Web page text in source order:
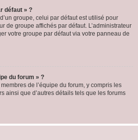
défaut » ?
groupe, celui par défaut est utilisé pour
de groupe affichés par défaut. L’administrateur
votre groupe par défaut via votre panneau de
du forum » ?
de l’équipe du forum, y compris les
ainsi que d’autres détails tels que les forums